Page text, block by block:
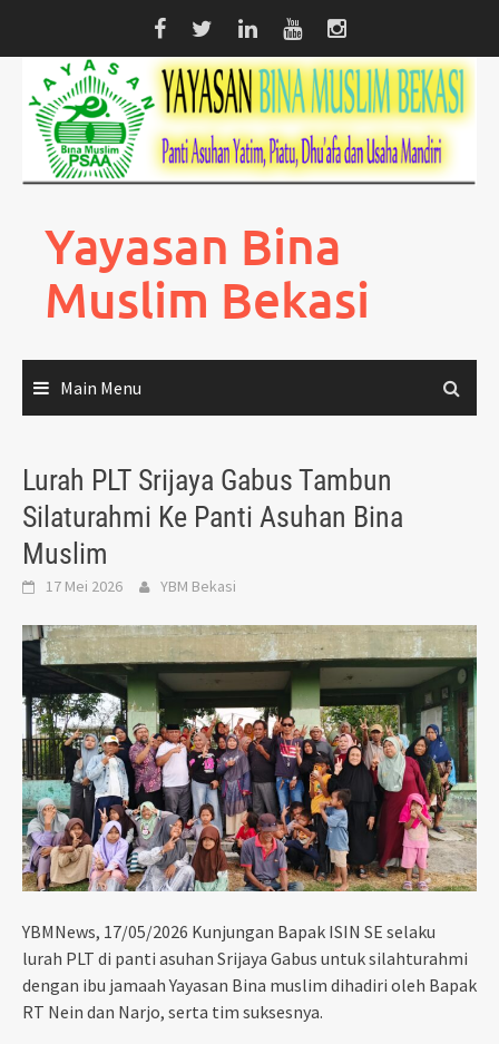
content
Yayasan Bina
Muslim Bekasi
Main Menu
Lurah PLT Srijaya Gabus Tambun
Silaturahmi Ke Panti Asuhan Bina
Muslim
17 Mei 2026 YBM Bekasi
YBMNews, 17/05/2026 Kunjungan Bapak ISIN SE selaku
lurah PLT di panti asuhan Srijaya Gabus untuk silahturahmi
dengan ibu jamaah Yayasan Bina muslim dihadiri oleh Bapak
RT Nein dan Narjo, serta tim suksesnya.